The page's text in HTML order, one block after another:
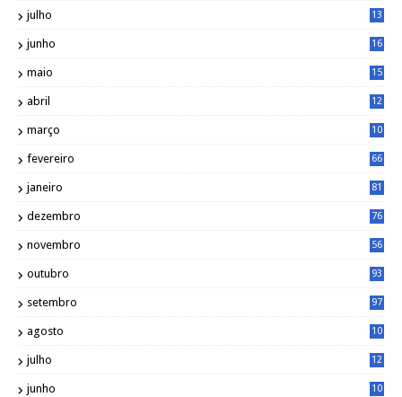
julho
13
junho
16
maio
15
abril
12
março
10
fevereiro 66
janeiro 81
dezembro 76
novembro 56
outubro 93
setembro 97
agosto
10
julho
12
junho
10